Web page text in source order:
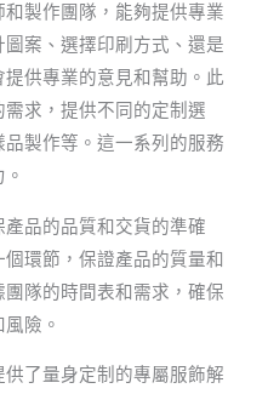
製作團隊，能夠提供專業
案、選擇印刷方式、還是
供專業的意見和幫助。此
求，提供不同的定制選
製作等。這一系列的服務
品的品質和交貨的準確
環節，保證產品的質量和
隊的時間表和需求，確保
險。
了量身定制的專屬服飾解